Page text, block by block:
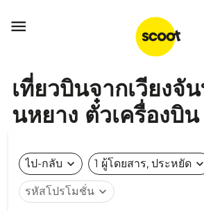

เที่ยวบินจากเวียงจั
นหยาง ตั๋วเครื่องบิ
ไป-กลับ expand_more 1 ผู้โดยสาร, ประหยัด expand_more
รหัสโปรโมชั่น expand_more